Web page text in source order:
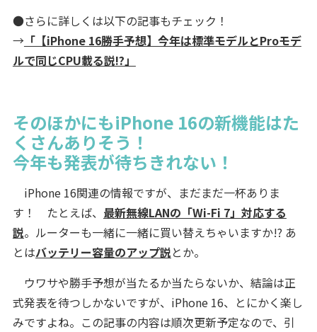
●さらに詳しくは以下の記事もチェック！
→「【iPhone 16勝手予想】今年は標準モデルとProモデ
ルで同じCPU載る説!?」
そのほかにもiPhone 16の新機能はた
くさんありそう！
今年も発表が待ちきれない！
iPhone 16関連の情報ですが、まだまだ一杯ありま
す！ たとえば、 最新無線LANの「Wi-Fi 7」対応する
説。ルーターも一緒に一緒に買い替えちゃいますか!? あ
とはバッテリー容量のアップ説とか。
ウワサや勝手予想が当たるか当たらないか、結論は正
式発表を待つしかないですが、iPhone 16、とにかく楽し
みですよね。この記事の内容は順次更新予定なので、引